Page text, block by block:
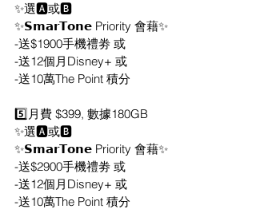
✨選🅰️或🅱️
✨𝗦𝗺𝗮𝗿𝗧𝗼𝗻𝗲 Priority 會藉✨
-送$1900手機禮劵 或
-送12個月Disney+ 或
-送10萬The Point 積分
5️⃣月費 $399, 數據180GB
✨選🅰️或🅱️
✨𝗦𝗺𝗮𝗿𝗧𝗼𝗻𝗲 Priority 會藉✨
-送$2900手機禮劵 或
-送12個月Disney+ 或
-送10萬The Point 積分